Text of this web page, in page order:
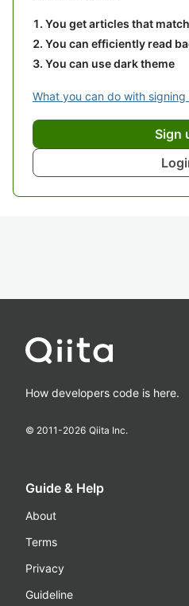
You get articles that
You can efficiently read
You can use dark theme
What you can do with signing
Sign
How developers code is here.
© 2011-2026 Qiita Inc.
Guide & Help
About
Terms
Privacy
Guideline